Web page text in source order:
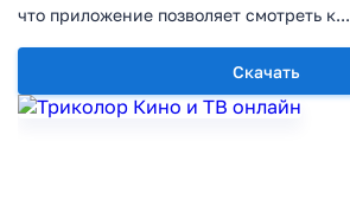
Скачать
что приложение позволяет смотреть к...